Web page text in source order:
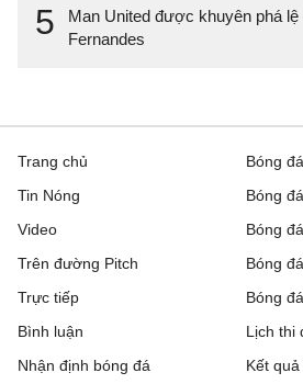
5
Man United được khuyên phá
Fernandes
Trang chủ
Tin Nóng
Video
Trên đường Pitch
Trực tiếp
Bóng
Bóng
Bóng
Bóng
Bóng
Bình luận
Nhận định bóng đá
Lịch thi
Kết